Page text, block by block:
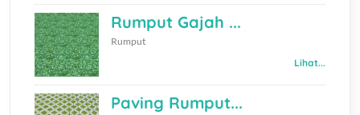
Rumput Gajah ...
Rumput
Lihat...
Paving Rumput...